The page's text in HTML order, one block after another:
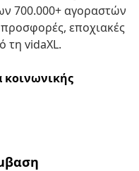
700.000+ αγοραστών
εποχιακές
τη vidaXL.
κοινωνικής